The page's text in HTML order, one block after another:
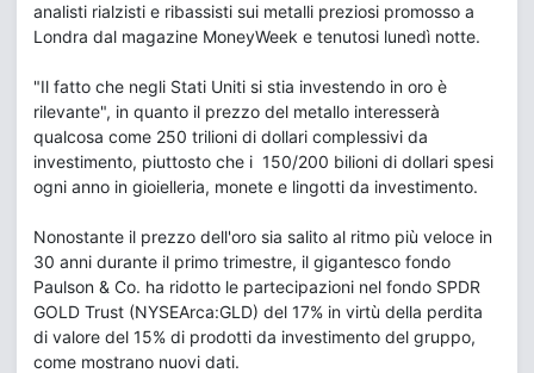
analisti rialzisti e ribassisti sui metalli preziosi promosso a
Londra dal magazine MoneyWeek e tenutosi lunedì notte.
"Il fatto che negli Stati Uniti si stia investendo in oro è
rilevante", in quanto il prezzo del metallo interesserà
qualcosa come 250 trilioni di dollari complessivi da
investimento, piuttosto che i 150/200 bilioni di dollari spesi
ogni anno in gioielleria, monete e lingotti da investimento.
Nonostante il prezzo dell'oro sia salito al ritmo più veloce in
30 anni durante il primo trimestre, il gigantesco fondo
Paulson & Co. ha ridotto le partecipazioni nel fondo SPDR
GOLD Trust (NYSEArca:GLD) del 17% in virtù della perdita
di valore del 15% di prodotti da investimento del gruppo,
come mostrano nuovi dati.